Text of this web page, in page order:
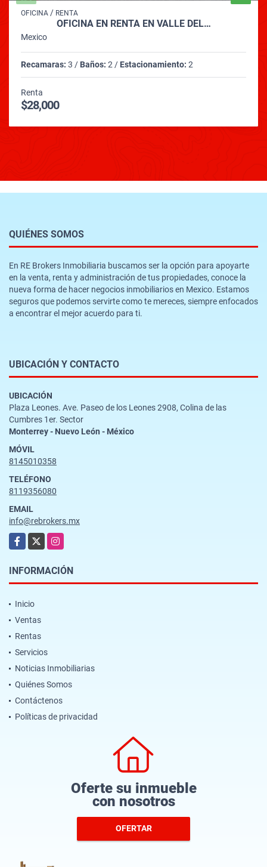
OFICINA / RENTA
OFICINA EN RENTA EN VALLE DEL…
Mexico
Recamaras: 3 / Baños: 2 / Estacionamiento: 2
Renta
$28,000
QUIÉNES SOMOS
En RE Brokers Inmobiliaria buscamos ser la opción para apoyarte
en la venta, renta y administración de tus propiedades, conoce la
nueva forma de hacer negocios inmobiliarios en Mexico. Estamos
seguros que podemos servirte como te mereces, siempre enfocados
a encontrar el mejor acuerdo para ti.
UBICACIÓN Y CONTACTO
UBICACIÓN
Plaza Leones. Ave. Paseo de los Leones 2908, Colina de las
Cumbres 1er. Sector
Monterrey - Nuevo León - México
MÓVIL
8145010358
TELÉFONO
8119356080
EMAIL
info@rebrokers.mx
Facebook
X Instagram
INFORMACIÓN
Inicio
Ventas
Rentas
Servicios
Noticias Inmobiliarias
Quiénes Somos
Contáctenos
Políticas de privacidad
Oferte su inmueble
con nosotros
OFERTAR